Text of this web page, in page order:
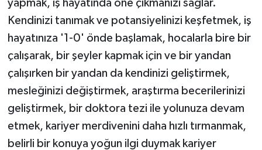
yapmak, iş hayatında öne çıkmanızı sağlar.
Kendinizi tanımak ve potansiyelinizi keşfetmek, iş
hayatınıza '1-0' önde başlamak, hocalarla bire bir
çalışarak, bir şeyler kapmak için ve bir yandan
çalışırken bir yandan da kendinizi geliştirmek,
mesleğinizi değiştirmek, araştırma becerilerinizi
geliştirmek, bir doktora tezi ile yolunuza devam
etmek, kariyer merdivenini daha hızlı tırmanmak,
belirli bir konuya yoğun ilgi duymak kariyer